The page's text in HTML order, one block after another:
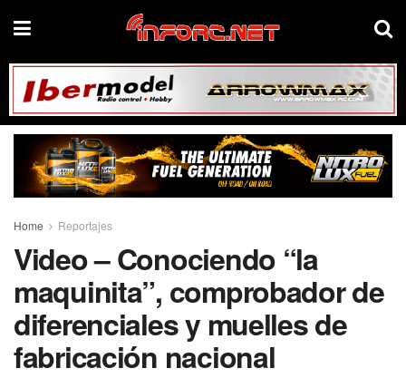
Home Reportajes
Video – Conociendo “la
maquinita”, comprobador de
diferenciales y muelles de
fabricación nacional